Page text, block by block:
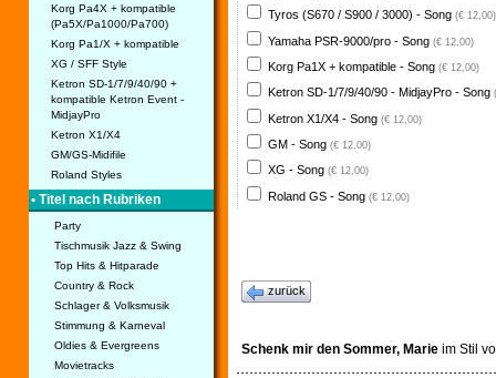
Korg Pa4X + kompatible
(Pa5X/Pa1000/Pa700)
Korg Pa1/X + kompatible
XG / SFF Style
Ketron SD-1/7/9/40/90 +
kompatible Ketron Event -
MidjayPro
Ketron X1/X4
GM/GS-Midifile
Roland Styles
• Titel nach Rubriken
Party
Tischmusik Jazz & Swing
Top Hits & Hitparade
Country & Rock
Schlager & Volksmusik
Stimmung & Karneval
Oldies & Evergreens
Movietracks
Tyros (S670 / S900 / 3000) - Song (€ 12,00)
Yamaha PSR-9000/pro - Song (€ 12,00)
Korg Pa1X + kompatible - Song (€ 12,00)
Ketron SD-1/7/9/40/90 - MidjayPro - Song
Ketron X1/X4 - Song (€ 12,00)
GM - Song (€ 12,00)
XG - Song (€ 12,00)
Roland GS - Song (€ 12,00)
zurück
Schenk mir den Sommer, Marieim Stil